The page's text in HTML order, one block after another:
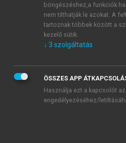
Általános vásárlási
mersz.huoldalak
tudomásul veszem és
böngészéshez,a funkciók
nem tilthatják le azokat. A
tartoznak többek között a
kezelő sütik.
↓ 3 szolgáltatás
ÖSSZES APP
Használja ezt a kapcsolót
engedélyezéséhez/